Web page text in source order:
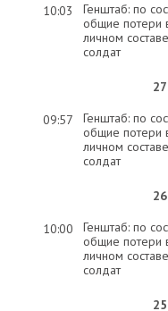
10:03
Генштаб: по
общие потери
личном
солдат
09:57
Генштаб: по
общие потери
личном
солдат
10:00
Генштаб: по
общие потери
личном
солдат